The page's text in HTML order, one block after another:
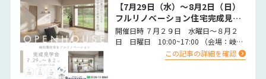
【7月29日（水）～8月2日（日）
フルリノベーション住宅完成見学
会の開催】
開催日時 ７月２９日 水曜日～８月２
日 日曜日 10:00~17:00 （会場：岐阜
県大垣市） 完全予約制 …
この記事の詳細を確認